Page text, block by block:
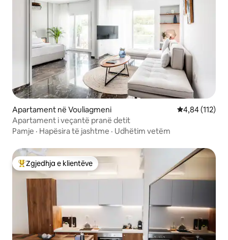
Apartament në Vouliagmeni Vlerësimi
4,84 (112)
Apartament i veçantë pranë detit
Pamje · Hapësira të jashtme · Udhëtim vetëm
Më të mirat e zgjedhjeve të klientëve
Zgjedhja e klientëve